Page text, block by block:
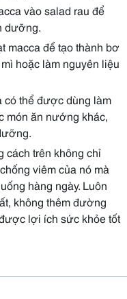
vào salad rau để
dưỡng.
macca để tạo thành bơ
hoặc làm nguyên liệu
có thể được dùng làm
món ăn nướng khác,
cách trên không chỉ
viêm của nó mà
hàng ngày. Luôn
không thêm đường
lợi ích sức khỏe tốt